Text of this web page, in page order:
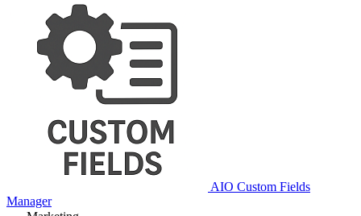
AIO Custom Fields
Manager